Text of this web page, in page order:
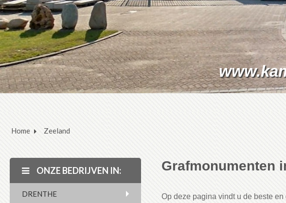
Home Zeeland
ONZE BEDRIJVEN IN:
DRENTHE
Grafmonumenten
Op deze pagina vindt u de beste